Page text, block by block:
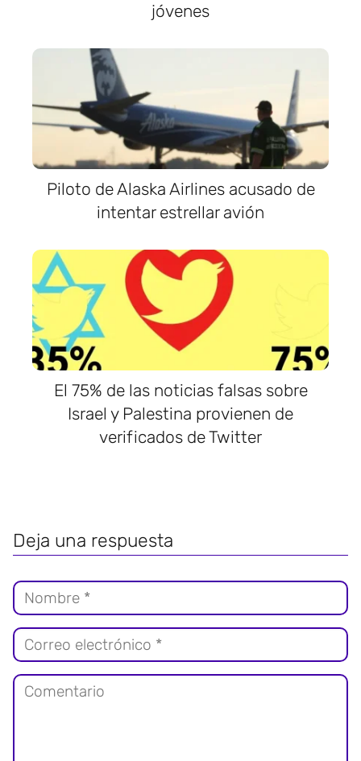
jóvenes
Piloto de Alaska Airlines acusado de
intentar estrellar avión
El 75% de las noticias falsas sobre
Israel y Palestina provienen de
verificados de Twitter
Deja una respuesta